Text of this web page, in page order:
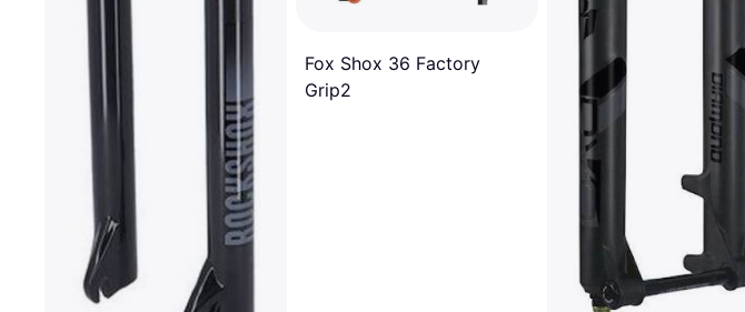
Fox Shox 36 Factory
Grip2